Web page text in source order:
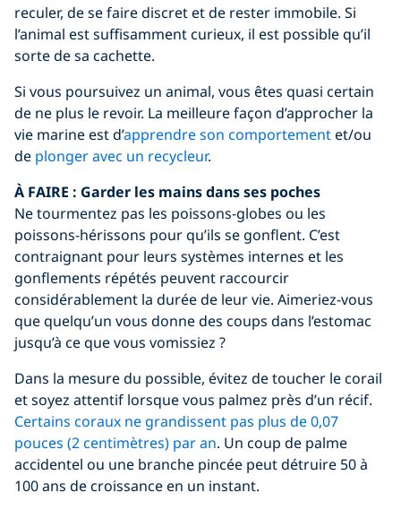
reculer, de se faire discret et de rester immobile. Si
l’animal est suffisamment curieux, il est possible qu’il
sorte de sa cachette.
Si vous poursuivez un animal, vous êtes quasi certain
de ne plus le revoir. La meilleure façon d’approcher la
vie marine est d’apprendre son comportementet/ou
de plonger avec un recycleur.
À FAIRE : Garder les mains dans ses poches
Ne tourmentez pas les poissons-globes ou les
poissons-hérissons pour qu’ils se gonflent. C’est
contraignant pour leurs systèmes internes et les
gonflements répétés peuvent raccourcir
considérablement la durée de leur vie. Aimeriez-vous
que quelqu’un vous donne des coups dans l’estomac
jusqu’à ce que vous vomissiez ?
Dans la mesure du possible, évitez de toucher le corail
et soyez attentif lorsque vous palmez près d’un récif.
Certains coraux ne grandissent pas plus de 0,07
pouces (2 centimètres) par an. Un coup de palme
accidentel ou une branche pincée peut détruire 50 à
100 ans de croissance en un instant.